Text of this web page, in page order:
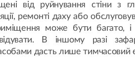
від руйнування стіни з
ремонті даху або
може бути багато,
В іншому разі
дасть лише тимчасовий